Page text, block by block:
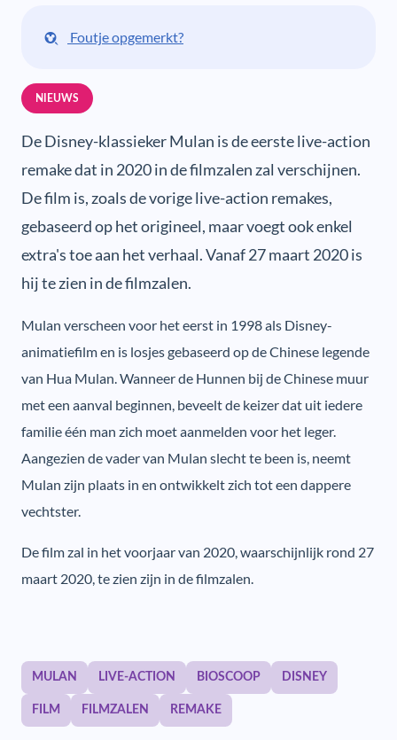
Foutje opgemerkt?
NIEUWS
De Disney-klassieker Mulan is de eerste live-action
remake dat in 2020 in de filmzalen zal verschijnen.
De film is, zoals de vorige live-action remakes,
gebaseerd op het origineel, maar voegt ook enkel
extra's toe aan het verhaal. Vanaf 27 maart 2020 is
hij te zien in de filmzalen.
Mulan verscheen voor het eerst in 1998 als Disney-
animatiefilm en is losjes gebaseerd op de Chinese legende
van Hua Mulan. Wanneer de Hunnen bij de Chinese muur
met een aanval beginnen, beveelt de keizer dat uit iedere
familie één man zich moet aanmelden voor het leger.
Aangezien de vader van Mulan slecht te been is, neemt
Mulan zijn plaats in en ontwikkelt zich tot een dappere
vechtster.
De film zal in het voorjaar van 2020, waarschijnlijk rond 27
maart 2020, te zien zijn in de filmzalen.
MULAN LIVE-ACTION BIOSCOOP DISNEY
FILM FILMZALEN REMAKE